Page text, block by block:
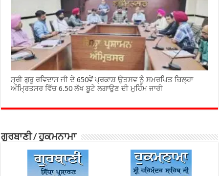
ਸ੍ਰੀ ਗੁਰੂ ਰਵਿਦਾਸ ਜੀ ਦੇ 650ਵੇਂ ਪ੍ਰਕਾਸ਼ ਉਤਸਵ ਨੂੰ ਸਮਰਪਿਤ ਜ਼ਿਲ੍ਹਾ
ਅੰਮ੍ਰਿਤਸਰ ਵਿੱਚ 6.50 ਲੱਖ ਬੂਟੇ ਲਗਾਉਣ ਦੀ ਮੁਹਿੰਮ ਜਾਰੀ
ਗੁਰਬਾਣੀ / ਹੁਕਮਨਾਮਾ